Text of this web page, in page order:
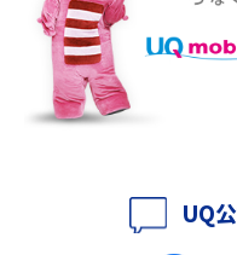
徴も紹介
持ち運びできるポケット型Wi-
ットも紹介
ポケット型Wi-Fiとは？通信の
UQ